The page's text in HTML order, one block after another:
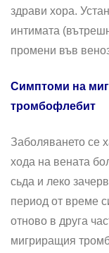
здрави хора.
интимата
промени във
Симптоми на
тромбофлебит
Заболяването се
хода на вената
сьда и леко
период от време
отново в друга
мигриращия